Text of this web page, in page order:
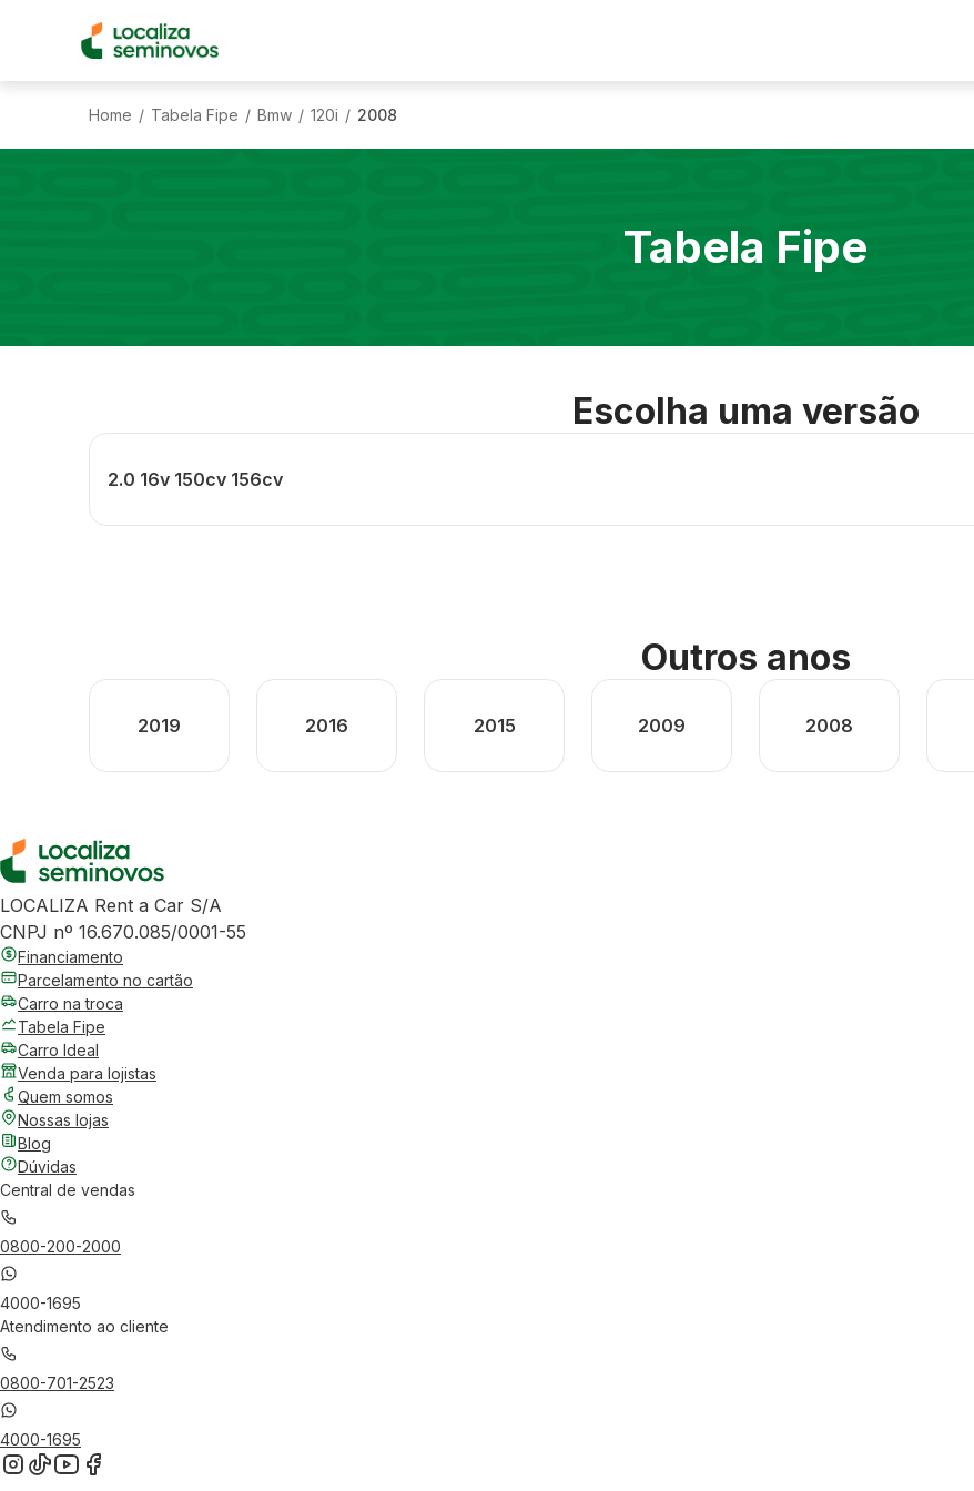
Home / Tabela Fipe / Bmw / 120i / 2008
Tabela Fipe
Escolha uma versão
2.0 16v 150cv 156cv
Outros anos
2019 2016 2015 2009 2008
LOCALIZA Rent a Car S/A
CNPJ nº 16.670.085/0001-55
Financiamento
Parcelamento no cartão
Carro na troca
Tabela Fipe
Carro Ideal
Venda para lojistas
Quem somos
Nossas lojas
Blog
Dúvidas
Central de vendas
0800-200-2000
4000-1695
Atendimento ao cliente
0800-701-2523
4000-1695